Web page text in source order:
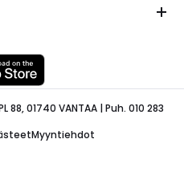
01740 VANTAA | Puh. 010 283
Myyntiehdot